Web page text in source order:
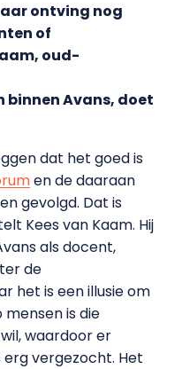
ontving nog
of
oud-
Avans, doet
dat het goed is
en de daaraan
gevolgd. Dat is
Kees van Kaam. Hij
als docent,
de
het is een illusie om
is die
waardoor er
vergezocht. Het